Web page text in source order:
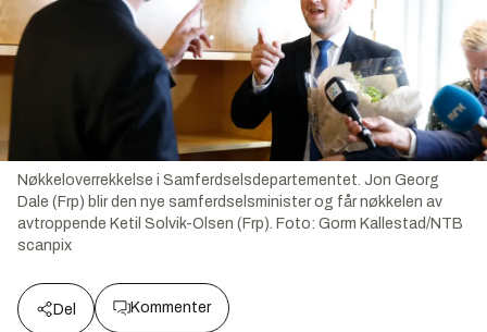
Nøkkeloverrekkelse i Samferdselsdepartementet. Jon Georg
Dale (Frp) blir den nye samferdselsminister og får nøkkelen av
avtroppende Ketil Solvik-Olsen (Frp). Foto: Gorm Kallestad/NTB
scanpix
Del Kommenter